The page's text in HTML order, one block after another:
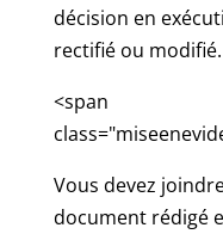
décision en
rectifié ou modifié.
<span
Vous devez
document rédigé